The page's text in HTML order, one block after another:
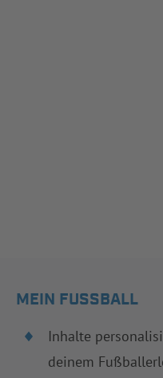
MEIN FUSSBALL
Inhalte
deinem